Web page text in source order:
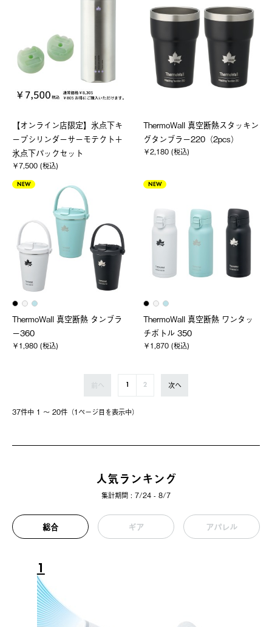
【オンライン店限定】氷点下キ
ープシリンダーサーモテクト＋
氷点下パックセット
￥7,500 (税込)
ThermoWall 真空断熱スタッキン
グタンブラー220（2pcs）
￥2,180 (税込)
NEW
ThermoWall 真空断熱 タンブラ
ー360
￥1,980 (税込)
NEW
ThermoWall 真空断熱 ワンタッ
チボトル 350
￥1,870 (税込)
37件中 1 〜 20件（1ページ⽬を表⽰中）
前へ 1 2 次へ
人気ランキング
集計期間 : 7/24 - 8/7
総合 ギア アパレル
1